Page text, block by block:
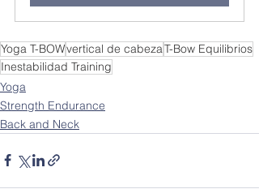
Yoga T-BOWvertical de cabezaT-Bow Equilibrios
Inestabilidad Training
Yoga
Strength Endurance
Back and Neck